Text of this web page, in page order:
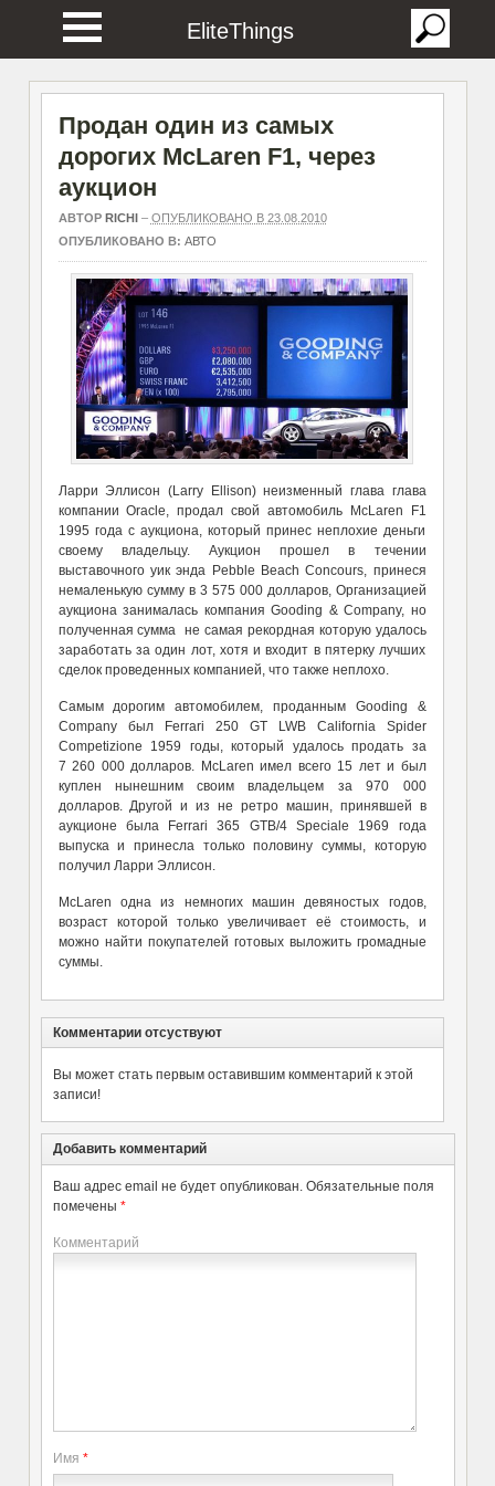
EliteThings
Продан один из самых
дорогих McLaren F1, через
аукцион
АВТОР RICHI– ОПУБЛИКОВАНО В 23.08.2010
ОПУБЛИКОВАНО В: АВТО
Ларри Эллисон (Larry Ellison) неизменный глава глава
компании Oracle, продал свой автомобиль McLaren F1
1995 года с аукциона, который принес неплохие деньги
своему владельцу. Аукцион прошел в течении
выставочного уик энда Pebble Beach Concours, принеся
немаленькую сумму в 3 575 000 долларов, Организацией
аукциона занималась компания Gooding & Company, но
полученная сумма не самая рекордная которую удалось
заработать за один лот, хотя и входит в пятерку лучших
сделок проведенных компанией, что также неплохо.
Самым дорогим автомобилем, проданным Gooding &
Company был Ferrari 250 GT LWB California Spider
Competizione 1959 годы, который удалось продать за
7 260 000 долларов. McLaren имел всего 15 лет и был
куплен нынешним своим владельцем за 970 000
долларов. Другой и из не ретро машин, принявшей в
аукционе была Ferrari 365 GTB/4 Speciale 1969 года
выпуска и принесла только половину суммы, которую
получил Ларри Эллисон.
McLaren одна из немногих машин девяностых годов,
возраст которой только увеличивает её стоимость, и
можно найти покупателей готовых выложить громадные
суммы.
Комментарии отсуствуют
Вы может стать первым оставившим комментарий к этой
записи!
Добавить комментарий
Ваш адрес email не будет опубликован. Обязательные поля
помечены *
Комментарий
Имя *